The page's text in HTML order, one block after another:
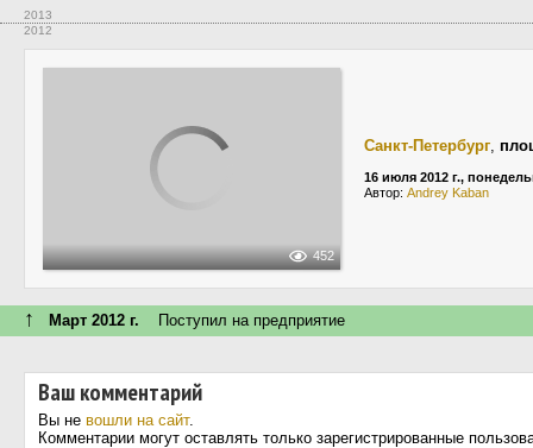
2013
2012
452
Санкт-Петербург,
16 июля 2012 г.,
Автор: Andrey Kaban
↑ Март 2012 г. Поступил на предприятие
Ваш комментарий
Вы не вошли на сайт.
Комментарии могут оставлять только зарегистрированные